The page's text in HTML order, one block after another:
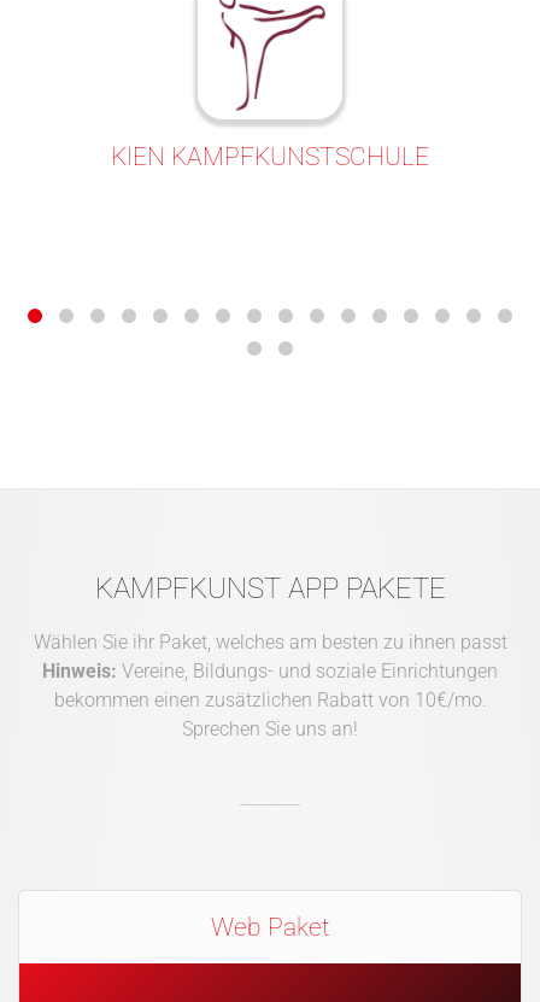
KIEN KAMPFKUNSTSCHULE
KAMPFKUNST APP PAKETE
Wählen Sie ihr Paket, welches am besten zu ihnen passt
Hinweis: Vereine, Bildungs- und soziale Einrichtungen
bekommen einen zusätzlichen Rabatt von 10€/mo.
Sprechen Sie uns an!
Web Paket